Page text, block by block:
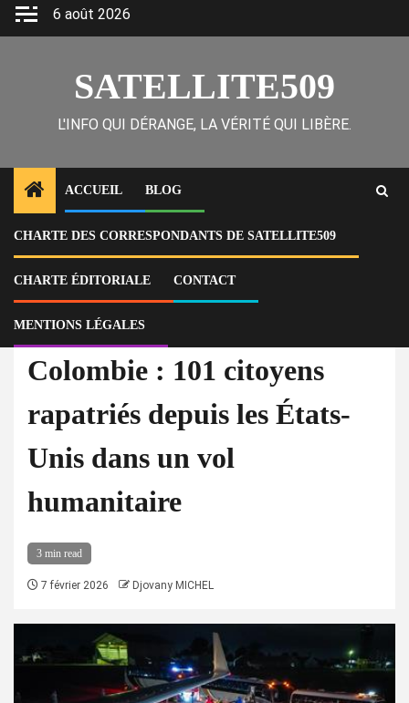
Skip
6 août 2026
SATELLITE509
L'INFO QUI DÉRANGE, LA VÉRITÉ QUI LIBÈRE.
ACCUEIL BLOG
CHARTE DES CORRESPONDANTS DE SATELLITE509
CHARTE ÉDITORIALE CONTACT
MENTIONS LÉGALES
Home
Actu
Colombie : 101 citoyens rapatriés depuis les États-Unis dans un vol
humanitaire
À la Une Actu
Colombie : 101 citoyens
rapatriés depuis les États-
Unis dans un vol
humanitaire
3 min read
7 février 2026 Djovany MICHEL